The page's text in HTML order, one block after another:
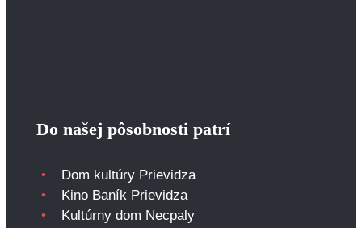
Do našej pôsobnosti patrí
Dom kultúry Prievidza
Kino Baník Prievidza
Kultúrny dom Necpaly